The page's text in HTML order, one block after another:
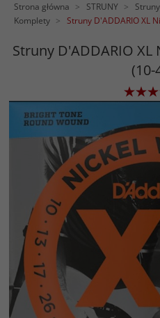
Strona główna STRUNY
Komplety
Struny D'ADDARIO XL
Struny D'ADDARIO XL
(10-